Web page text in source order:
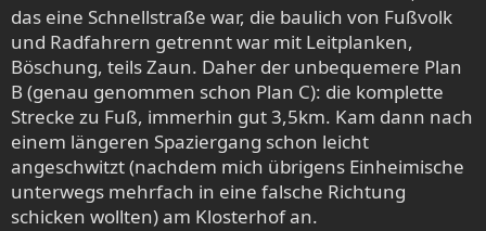
das eine Schnellstraße war, die baulich von Fußvolk
und Radfahrern getrennt war mit Leitplanken,
Böschung, teils Zaun. Daher der unbequemere Plan
B (genau genommen schon Plan C): die komplette
Strecke zu Fuß, immerhin gut 3,5km. Kam dann nach
einem längeren Spaziergang schon leicht
angeschwitzt (nachdem mich übrigens Einheimische
unterwegs mehrfach in eine falsche Richtung
schicken wollten) am Klosterhof an.